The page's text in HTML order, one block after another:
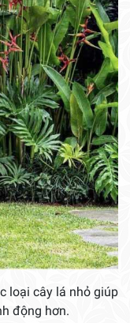
loại cây lá nhỏ giúp
động hơn.